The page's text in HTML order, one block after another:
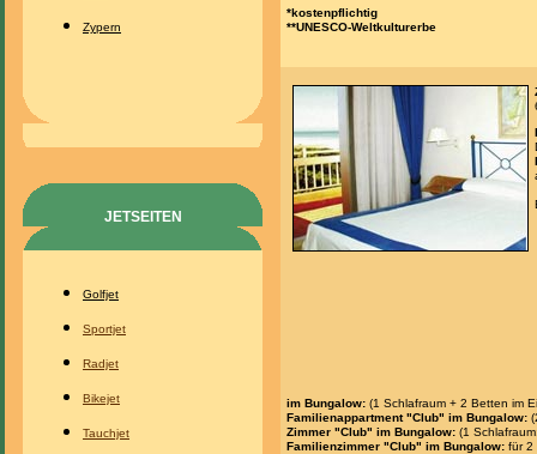
Zypern
JETSEITEN
Golfjet
Sportjet
Radjet
Bikejet
Tauchjet
*kostenpflichtig
**UNESCO-Weltkulturerbe
im Bungalow: (1 Schlafraum + 2 Betten im
Familienappartment "Club" im Bungalow:
Zimmer "Club" im Bungalow: (1
Familienzimmer "Club" im Bungalow: für 2